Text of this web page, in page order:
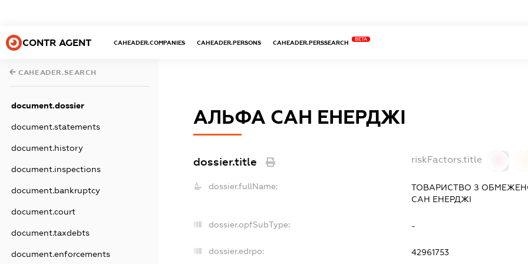
CONTR AGENT CAHEADER.COMPANIES CAHEADER.PERSONS CAHEADER.PERSSEARCH
BETA
CAHEADER.SEARCH
document.dossier
document.statements
document.history
document.inspections
document.bankruptcy
document.court
document.taxdebts
document.enforcements
АЛЬФА САН ЕНЕРДЖІ
dossier.title riskFactors.title
dossier.fullName:
ТОВАРИСТВО З
САН ЕНЕРДЖІ
dossier.opfSubType: -
dossier.edrpo: 42961753